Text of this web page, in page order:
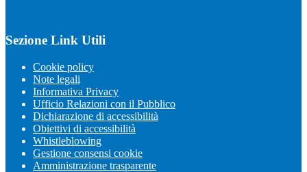
Sezione Link Utili
Cookie policy
Note legali
Informativa Privacy
Ufficio Relazioni con il Pubblico
Dichiarazione di accessibilità
Obiettivi di accessibilità
Whistleblowing
Gestione consensi cookie
Amministrazione trasparente